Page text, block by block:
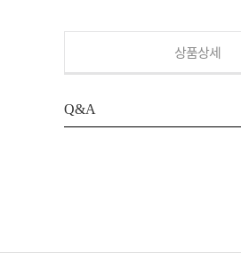
상품상세
Q&A